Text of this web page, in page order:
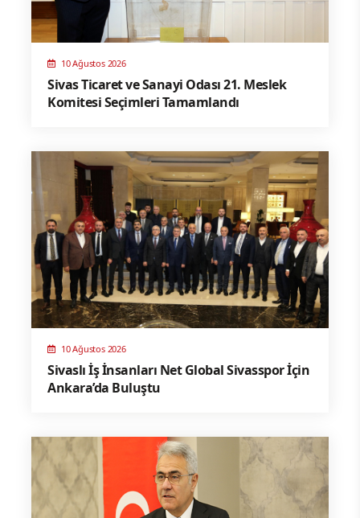
10 Ağustos 2026
Sivas Ticaret ve Sanayi Odası 21. Meslek
Komitesi Seçimleri Tamamlandı
10 Ağustos 2026
Sivaslı İş İnsanları Net Global Sivasspor İçin
Ankara’da Buluştu